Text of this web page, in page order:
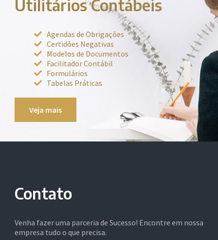
Utilitários Contábeis
Agendas de Obrigações
Certidões Negativas
Modelos de Documentos
Facilitador Contábil
Formulários
Tabelas Práticas
Veja mais
Contato
Venha fazer uma parceria de Sucesso! Encontre em nossa
empresa tudo o que precisa.